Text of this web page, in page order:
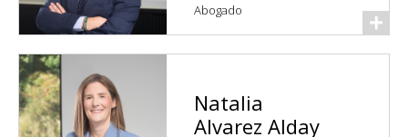
Abogado
Natalia
Alvarez Alday